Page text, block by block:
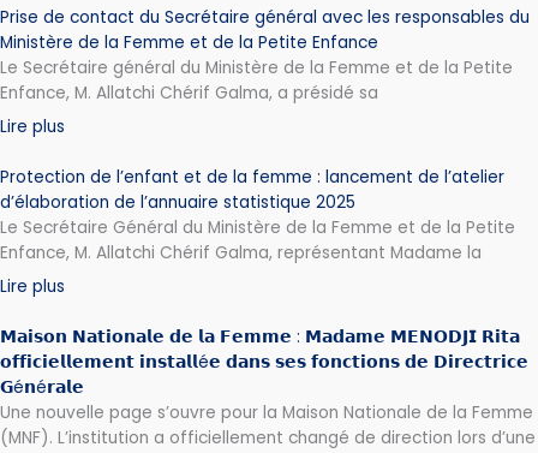
Prise de contact du Secrétaire général avec les responsables du
Ministère de la Femme et de la Petite Enfance
Le Secrétaire général du Ministère de la Femme et de la Petite
Enfance, M. Allatchi Chérif Galma, a présidé sa
Lire plus
Protection de l’enfant et de la femme : lancement de l’atelier
d’élaboration de l’annuaire statistique 2025
Le Secrétaire Général du Ministère de la Femme et de la Petite
Enfance, M. Allatchi Chérif Galma, représentant Madame la
Lire plus
𝗠𝗮𝗶𝘀𝗼𝗻 𝗡𝗮𝘁𝗶𝗼𝗻𝗮𝗹𝗲 𝗱𝗲 𝗹𝗮 𝗙𝗲𝗺𝗺𝗲 : 𝗠𝗮𝗱𝗮𝗺𝗲 𝗠𝗘𝗡𝗢𝗗𝗝𝗜 𝗥𝗶𝘁𝗮
𝗼𝗳𝗳𝗶𝗰𝗶𝗲𝗹𝗹𝗲𝗺𝗲𝗻𝘁 𝗶𝗻𝘀𝘁𝗮𝗹𝗹é𝗲 𝗱𝗮𝗻𝘀 𝘀𝗲𝘀 𝗳𝗼𝗻𝗰𝘁𝗶𝗼𝗻𝘀 𝗱𝗲 𝗗𝗶𝗿𝗲𝗰𝘁𝗿𝗶𝗰𝗲
𝗚é𝗻é𝗿𝗮𝗹𝗲
Une nouvelle page s’ouvre pour la Maison Nationale de la Femme
(MNF). L’institution a officiellement changé de direction lors d’une